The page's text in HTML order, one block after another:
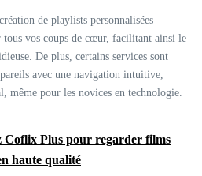
de playlists personnalisées
tous vos coups de cœur, facilitant ainsi le
De plus, certains services sont
avec une navigation intuitive,
même pour les novices en technologie.
Coflix Plus pour regarder films
haute qualité